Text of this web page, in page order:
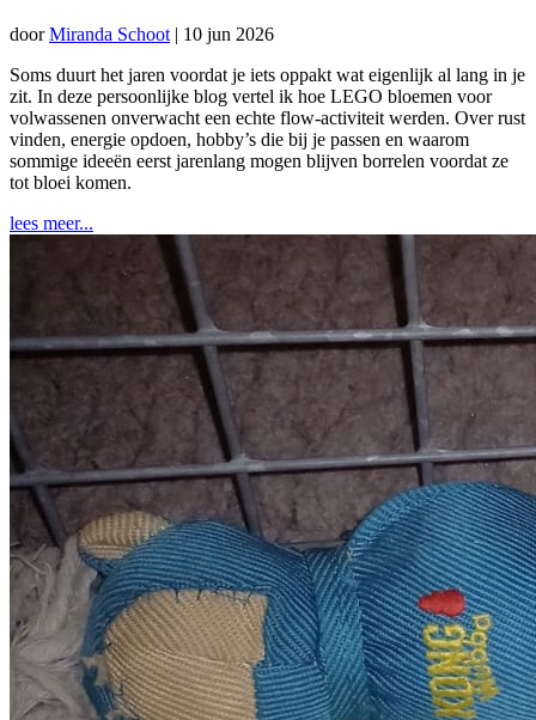
doorMiranda Schoot | 10 jun 2026
Soms duurt het jaren voordat je iets oppakt wat eigenlijk al lang in je
zit. In deze persoonlijke blog vertel ik hoe LEGO bloemen voor
volwassenen onverwacht een echte flow-activiteit werden. Over rust
vinden, energie opdoen, hobby’s die bij je passen en waarom
sommige ideeën eerst jarenlang mogen blijven borrelen voordat ze
tot bloei komen.
lees meer...